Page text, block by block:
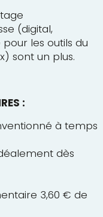
(digital,
les outils du
sont un plus.
:
à temps
dès
3,60 € de